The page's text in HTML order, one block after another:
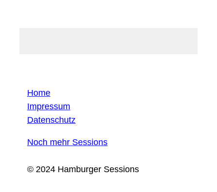
Home
Impressum
Datenschutz
Noch mehr Sessions
© 2024 Hamburger Sessions